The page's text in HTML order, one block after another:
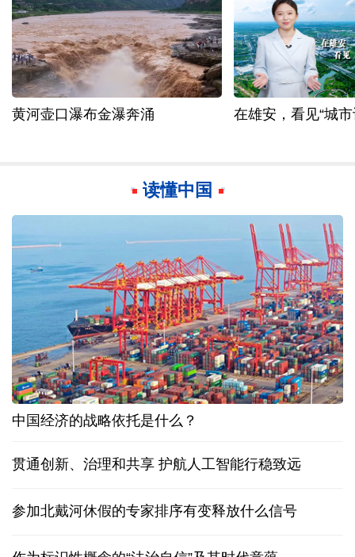
黄河壶口瀑布金瀑奔涌 在雄安，看见“城
读懂中国
中国经济的战略依托是什么？
贯通创新、治理和共享 护航人工智能行稳致远
参加北戴河休假的专家排序有变释放什么信号